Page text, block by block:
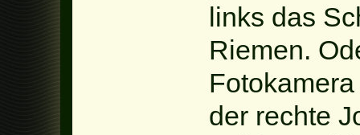
links das
Riemen.
der rechte